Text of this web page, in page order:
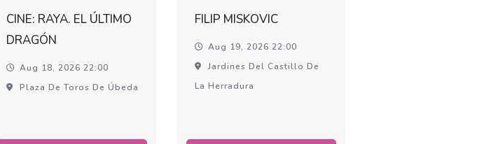
CINE: RAYA. EL ÚLTIMO
DRAGÓN
Aug 18, 2026 22:00
Plaza De Toros De Úbeda
FILIP MISKOVIC
Aug 19, 2026 22:00
Jardines Del Castillo De
La Herradura